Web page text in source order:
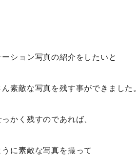
ション写真の紹介をしたいと
素敵な写真を残す事ができました。
かく残すのであれば、
に素敵な写真を撮って